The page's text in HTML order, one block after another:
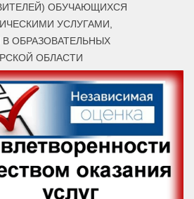
ОБУЧАЮЩИХСЯ
УСЛУГАМИ,
ОБРАЗОВАТЕЛЬНЫХ
ОБЛАСТИ